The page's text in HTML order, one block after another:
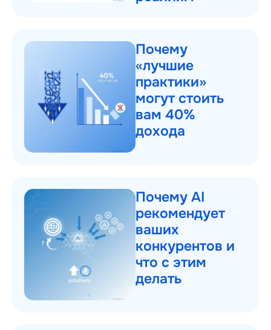
Почему
«лучшие
практики»
могут стоить
вам 40%
дохода
Почему AI
рекомендует
ваших
конкурентов и
что с этим
делать